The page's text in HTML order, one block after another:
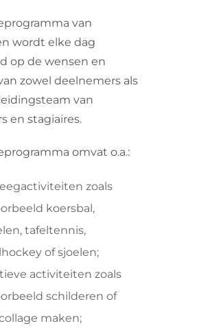
van
wordt elke dag
op de wensen en
zowel deelnemers als
van
en stagiaires.
omvat o.a.:
zoals
koersbal,
tafeltennis,
of sjoelen;
activiteiten zoals
schilderen of
maken;